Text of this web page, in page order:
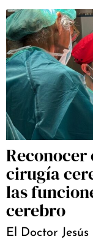
cirugía
las
cerebro
El Doctor